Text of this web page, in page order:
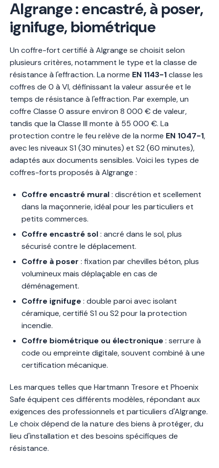
Algrange : encastré, à poser,
ignifuge, biométrique
Un coffre-fort certifié à Algrange se choisit selon
plusieurs critères, notamment le type et la classe de
résistance à l'effraction. La norme EN 1143-1classe les
coffres de 0 à VI, définissant la valeur assurée et le
temps de résistance à l'effraction. Par exemple, un
coffre Classe 0 assure environ 8 000 € de valeur,
tandis que la Classe III monte à 55 000 €. La
protection contre le feu relève de la norme EN 1047-1,
avec les niveaux S1 (30 minutes) et S2 (60 minutes),
adaptés aux documents sensibles. Voici les types de
coffres-forts proposés à Algrange :
Coffre encastré mural: discrétion et scellement
dans la maçonnerie, idéal pour les particuliers et
petits commerces.
Coffre encastré sol: ancré dans le sol, plus
sécurisé contre le déplacement.
Coffre à poser : fixation par chevilles béton, plus
volumineux mais déplaçable en cas de
déménagement.
Coffre ignifuge: double paroi avec isolant
céramique, certifié S1 ou S2 pour la protection
incendie.
Coffre biométrique ou électronique: serrure à
code ou empreinte digitale, souvent combiné à une
certification mécanique.
Les marques telles que Hartmann Tresore et Phoenix
Safe équipent ces différents modèles, répondant aux
exigences des professionnels et particuliers d'Algrange.
Le choix dépend de la nature des biens à protéger, du
lieu d'installation et des besoins spécifiques de
résistance.